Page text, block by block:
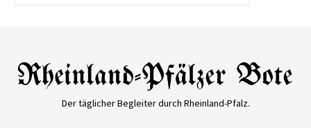
Der täglicher Begleiter durch Rheinland-Pfalz.